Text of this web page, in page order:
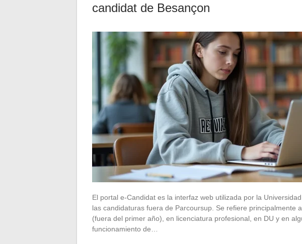
candidat de Besançon
El portal e-Candidat es la interfaz web utilizada por la
las candidaturas fuera de Parcoursup. Se refiere principalmente
(fuera del primer año), en licenciatura profesional, en DU y en
funcionamiento de…